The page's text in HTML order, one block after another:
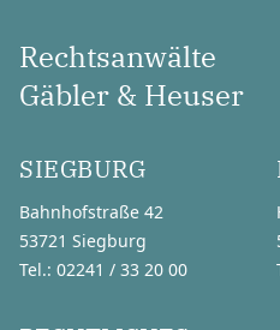
Rechtsanwälte
Gäbler & Heuser
SIEGBURG
Bahnhofstraße 42
53721 Siegburg
Tel.: 02241 / 33 20 00